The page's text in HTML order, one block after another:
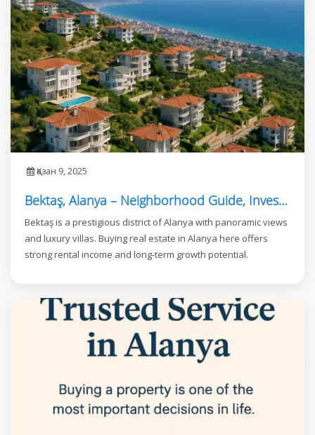
Қазан 9, 2025
Bektaş, Alanya – Neighborhood Guide, Investment, and Real Estate Opportunities
Bektaş is a prestigious district of Alanya with panoramic views
and luxury villas. Buying real estate in Alanya here offers
strong rental income and long-term growth potential.